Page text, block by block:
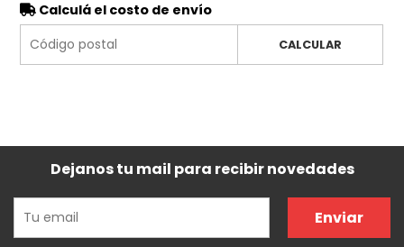
Calculá el costo de envío
CALCULAR
Dejanos tu mail para recibir novedades
Enviar